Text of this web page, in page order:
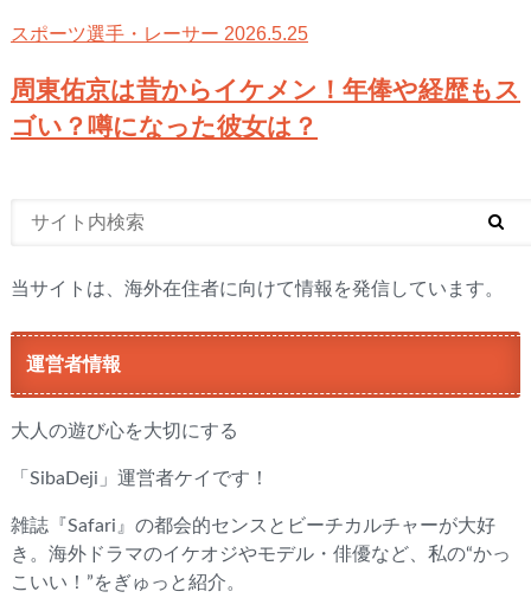
スポーツ選手・レーサー 2026.5.25
周東佑京は昔からイケメン！年俸や経歴もス
ゴい？噂になった彼女は？
当サイトは、海外在住者に向けて情報を発信しています。
運営者情報
大人の遊び心を大切にする
「SibaDeji」運営者ケイです！
雑誌『Safari』の都会的センスとビーチカルチャーが大好
き。海外ドラマのイケオジやモデル・俳優など、私の“かっ
こいい！”をぎゅっと紹介。